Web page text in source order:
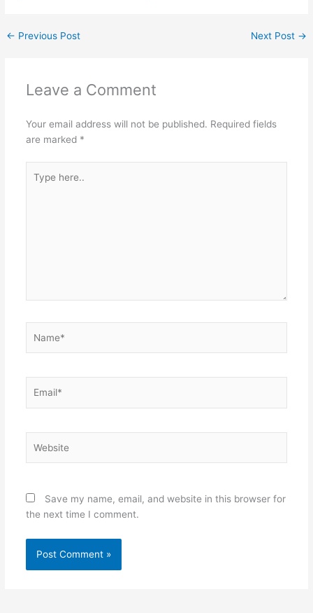
← Previous Post Next Post →
Leave a Comment
Your email address will not be published. Required fields
are marked *
here..
Save my name, email, and website in this browser for
the next time I comment.